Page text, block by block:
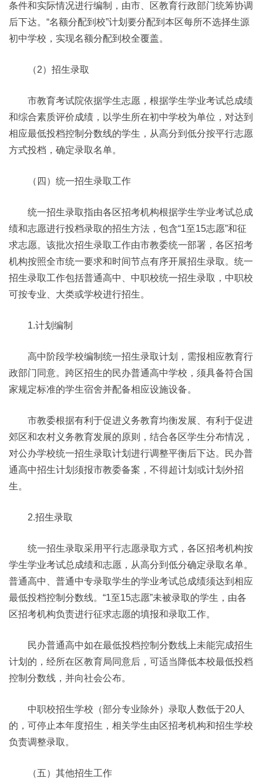
条件和实际情况进行编制，由市、区教育行政部门统筹协调
后下达。“名额分配到校”计划要分配到本区每所不选择生源
初中学校，实现名额分配到校全覆盖。
（2）招生录取
市教育考试院依据学生志愿，根据学生学业考试总成绩
和综合素质评价成绩，以学生所在初中学校为单位，对达到
相应最低投档控制分数线的学生，从高分到低分按平行志愿
方式投档，确定录取名单。
（四）统一招生录取工作
统一招生录取指由各区招考机构根据学生学业考试总成
绩和志愿进行投档录取的招生方法，包含“1至15志愿”和征
求志愿。该批次招生录取工作由市教委统一部署，各区招考
机构按照全市统一要求和时间节点有序开展招生录取。统一
招生录取工作包括普通高中、中职校统一招生录取，中职校
可按专业、大类或学校进行招生。
1.计划编制
高中阶段学校编制统一招生录取计划，需报相应教育行
政部门同意。跨区招生的民办普通高中学校，须具备符合国
家规定标准的学生宿舍并配备相应设施设备。
市教委根据有利于促进义务教育均衡发展、有利于促进
郊区和农村义务教育发展的原则，结合各区学生分布情况，
对公办学校统一招生录取计划进行调整平衡后下达。民办普
通高中招生计划须报市教委备案，不得超计划或计划外招
生。
2.招生录取
统一招生录取采用平行志愿录取方式，各区招考机构按
学生学业考试总成绩和志愿，从高分到低分确定录取名单。
普通高中、普通中专录取学生的学业考试总成绩须达到相应
最低投档控制分数线。“1至15志愿”未被录取的学生，由各
区招考机构负责进行征求志愿的填报和录取工作。
民办普通高中如在最低投档控制分数线上未能完成招生
计划的，经所在区教育局同意后，可适当降低本校最低投档
控制分数线，并向社会公布。
中职校招生学校（部分专业除外）录取人数低于20人
的，可停止本年度招生，相关学生由区招考机构和招生学校
负责调整录取。
（五）其他招生工作